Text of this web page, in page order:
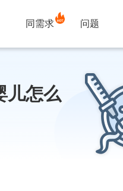
同需求 问题
儿怎么